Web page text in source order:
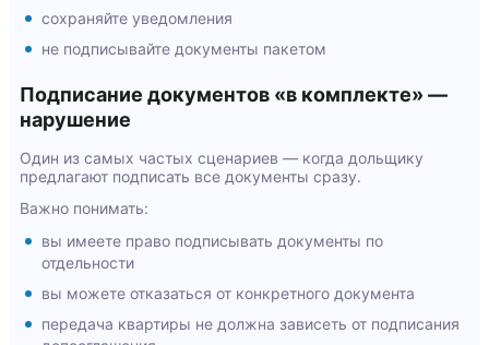
сохраняйте уведомления
не подписывайте документы пакетом
Подписание документов «в комплекте» —
нарушение
Один из самых частых сценариев — когда дольщику
предлагают подписать все документы сразу.
Важно понимать:
вы имеете право подписывать документы по
отдельности
вы можете отказаться от конкретного документа
передача квартиры не должна зависеть от подписания